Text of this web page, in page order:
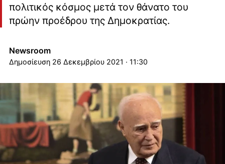
πολιτικός κόσμος μετά τον θάνατο του
πρώην προέδρου της Δημοκρατίας.
Newsroom
26 Δεκεμβρίου 2021 · 11:30